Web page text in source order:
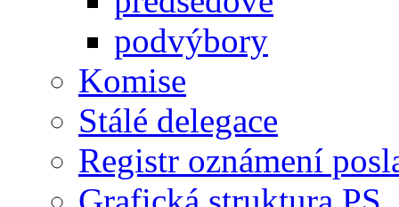
podvýbory
Komise
Stálé delegace
Registr oznámení